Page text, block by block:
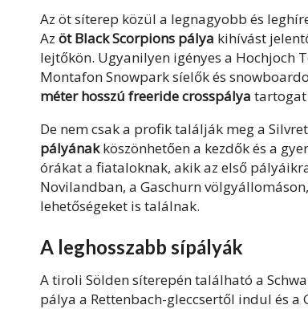
Az öt síterep közül a legnagyobb és
Az öt Black Scorpions pálya kihívást
lejtőkön. Ugyanilyen igényes a Hochjoch
Montafon Snowpark síelők és
méter hosszú freeride crosspálya tartogat
De nem csak a profik találják meg a
pályánakköszönhetően a kezdők és a
órákat a fiataloknak, akik az első
Novilandban, a Gaschurn
lehetőségeket is találnak.
A leghosszabb sípályák
A tiroli Sölden síterepén található a
pálya a Rettenbach-gleccsertől indul és a